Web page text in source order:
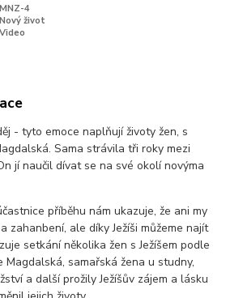
MNZ-4
Nový život
Video
- tyto emoce naplňují životy žen, s
Sama strávila tři roky mezi
jí naučil dívat se na své okolí novýma
příběhu nám ukazuje, že ani my
zahanbení, ale díky Ježíši můžeme najít
setkání několika žen s Ježíšem podle
Magdalská, samařská žena u studny,
a další prožily Ježíšův zájem a lásku